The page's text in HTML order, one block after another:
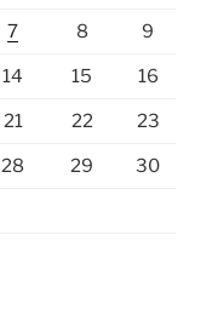
7 8 9
14 15 16
21 22 23
28 29 30